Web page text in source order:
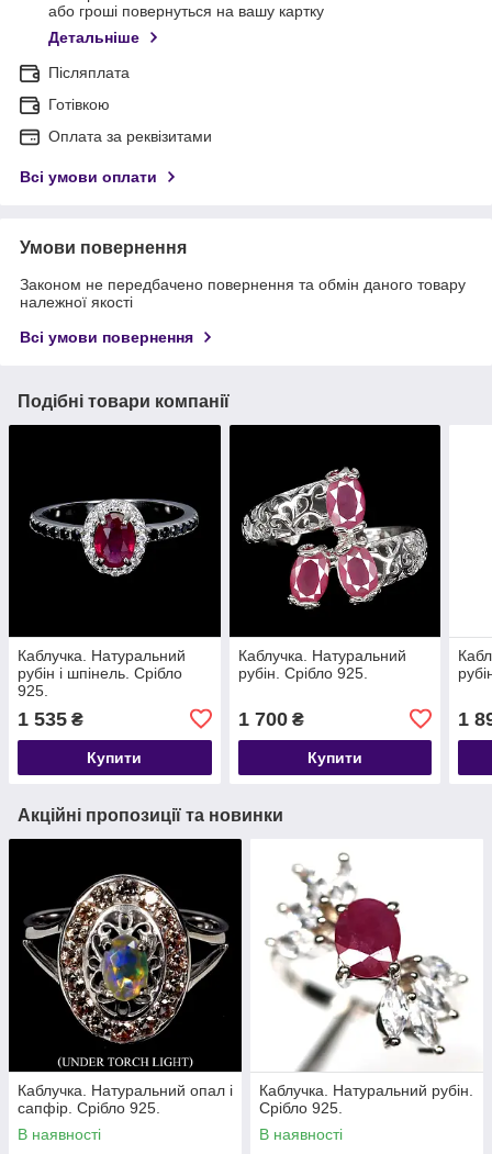
або гроші повернуться на вашу картку
Детальніше
Післяплата
Готівкою
Оплата за реквізитами
Всі умови оплати
Умови повернення
Законом не передбачено повернення та обмін даного товару
належної якості
Всі умови повернення
Подібні товари компанії
Каблучка. Натуральний
рубін і шпінель. Срібло
925.
1 535 ₴
Купити
Каблучка. Натуральний
рубін. Срібло 925.
1 700₴
Купити
1
Акційні пропозиції та новинки
Каблучка. Натуральний опал і
сапфір. Срібло 925.
В наявності
Каблучка. Натуральний рубін.
Срібло 925.
В наявності